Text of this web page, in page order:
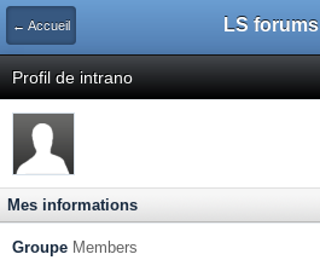
← Accueil LS forums
Profil de intrano
Mes informations
Groupe Members